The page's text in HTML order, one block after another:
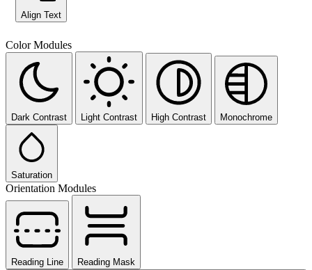
Align Text
Color Modules
Dark Contrast Light Contrast High Contrast Monochrome
Saturation
Orientation Modules
Reading Line
Reading Mask